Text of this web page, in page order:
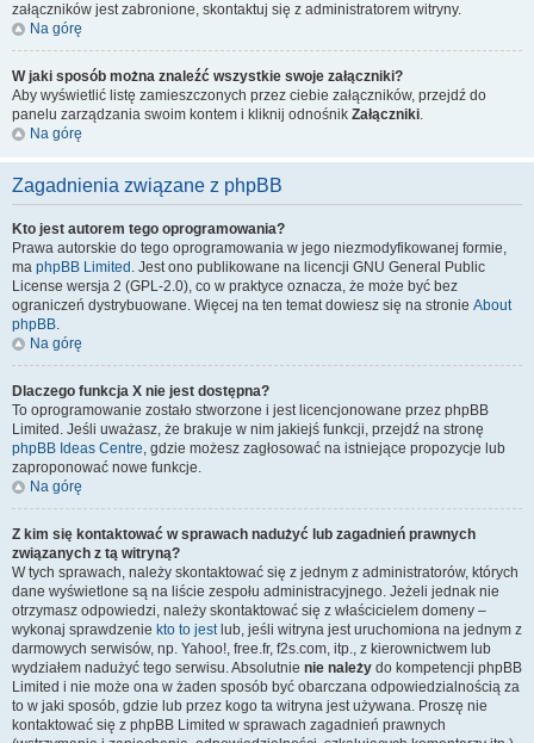
załączników jest zabronione, skontaktuj się z administratorem witryny.
Na górę
W jaki sposób można znaleźć wszystkie swoje załączniki?
Aby wyświetlić listę zamieszczonych przez ciebie załączników, przejdź do
panelu zarządzania swoim kontem i kliknij odnośnik Załączniki.
Na górę
Zagadnienia związane z phpBB
Kto jest autorem tego oprogramowania?
Prawa autorskie do tego oprogramowania w jego niezmodyfikowanej formie,
ma phpBB Limited . Jest ono publikowane na licencji GNU General Public
License wersja 2 (GPL-2.0), co w praktyce oznacza, że może być bez
ograniczeń dystrybuowane. Więcej na ten temat dowiesz się na stronie About
phpBB.
Na górę
Dlaczego funkcja X nie jest dostępna?
To oprogramowanie zostało stworzone i jest licencjonowane przez phpBB
Limited. Jeśli uważasz, że brakuje w nim jakiejś funkcji, przejdź na stronę
phpBB Ideas Centre, gdzie możesz zagłosować na istniejące propozycje lub
zaproponować nowe funkcje.
Na górę
Z kim się kontaktować w sprawach nadużyć lub zagadnień prawnych
związanych z tą witryną?
W tych sprawach, należy skontaktować się z jednym z administratorów, których
dane wyświetlone są na liście zespołu administracyjnego. Jeżeli jednak nie
otrzymasz odpowiedzi, należy skontaktować się z właścicielem domeny –
wykonaj sprawdzenie kto to jestlub, jeśli witryna jest uruchomiona na jednym z
darmowych serwisów, np. Yahoo!, free.fr, f2s.com, itp., z kierownictwem lub
wydziałem nadużyć tego serwisu. Absolutnie nie należy do kompetencji phpBB
Limited i nie może ona w żaden sposób być obarczana odpowiedzialnością za
to w jaki sposób, gdzie lub przez kogo ta witryna jest używana. Proszę nie
kontaktować się z phpBB Limited w sprawach zagadnień prawnych